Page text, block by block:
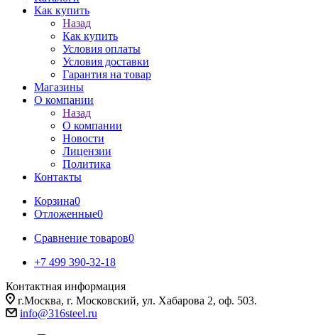
Как купить
Назад
Как купить
Условия оплаты
Условия доставки
Гарантия на товар
Магазины
О компании
Назад
О компании
Новости
Лицензии
Политика
Контакты
Корзина0
Отложенные0
Сравнение товаров0
+7 499 390-32-18
Контактная информация
г.Москва, г. Московский, ул. Хабарова 2, оф. 503.
info@316steel.ru